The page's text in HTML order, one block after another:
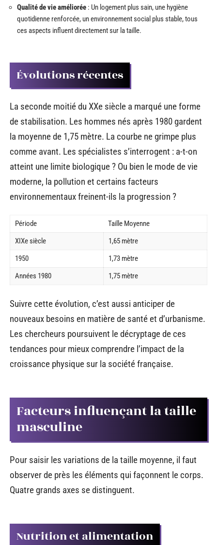
Qualité de vie améliorée : Un logement plus sain, une hygiène
quotidienne renforcée, un environnement social plus stable, tous
ces aspects influent directement sur la taille.
Évolutions récentes
La seconde moitié du XXe siècle a marqué une forme
de stabilisation. Les hommes nés après 1980 gardent
la moyenne de 1,75 mètre. La courbe ne grimpe plus
comme avant. Les spécialistes s’interrogent : a-t-on
atteint une limite biologique ? Ou bien le mode de vie
moderne, la pollution et certains facteurs
environnementaux freinent-ils la progression ?
Période
Taille Moyenne
XIXe siècle
1,65 mètre
1950
1,73 mètre
Années 1980
1,75 mètre
Suivre cette évolution, c’est aussi anticiper de
nouveaux besoins en matière de santé et d’urbanisme.
Les chercheurs poursuivent le décryptage de ces
tendances pour mieux comprendre l’impact de la
croissance physique sur la société française.
Facteurs influençant la taille
masculine
Pour saisir les variations de la taille moyenne, il faut
observer de près les éléments qui façonnent le corps.
Quatre grands axes se distinguent.
Nutrition et alimentation